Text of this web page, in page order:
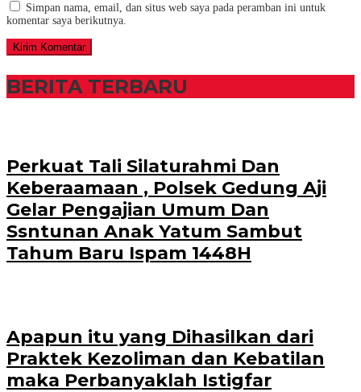
Simpan nama, email, dan situs web saya pada peramban ini untuk
komentar saya berikutnya.
BERITA TERBARU
Perkuat Tali Silaturahmi Dan
Keberaamaan , Polsek Gedung Aji
Gelar Pengajian Umum Dan
Ssntunan Anak Yatum Sambut
Tahum Baru Ispam 1448H
Apapun itu yang Dihasilkan dari
Praktek Kezoliman dan Kebatilan
maka Perbanyaklah Istigfar